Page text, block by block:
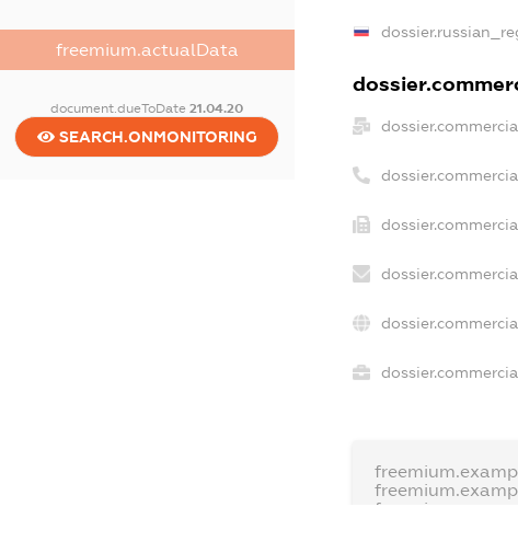
freemium.actualData
document.dueToDate21.04.20
SEARCH.ONMONITORING